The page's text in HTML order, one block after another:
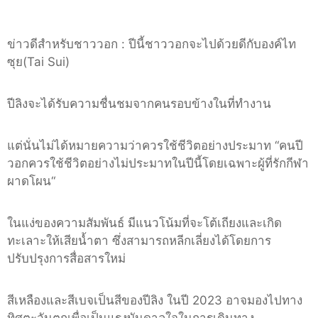
ข่าวดีสำหรับชาววอก : ปีนี้ชาววอกจะไปด้วยดีกับองค์ไท
ซุย(Tai Sui)
ปีลิงจะได้รับความชื่นชมจากคนรอบข้างในที่ทำงาน
แต่นั่นไม่ได้หมายความว่าควรใช้ชีวิตอย่างประมาท “คนปี
วอกควรใช้ชีวิตอย่างไม่ประมาทในปีนี้โดยเฉพาะผู้ที่รักกีฬา
ผาดโผน“
ในแง่ของความสัมพันธ์ มีแนวโน้มที่จะโต้เถียงและเกิด
ทะเลาะให้เสียน้ำตา ซึ่งสามารถหลีกเลี่ยงได้โดยการ
ปรับปรุงการสื่อสารใหม่
สีเหลืองและสีเบจเป็นสีของปีลิง ในปี 2023 อาจมองไปทาง